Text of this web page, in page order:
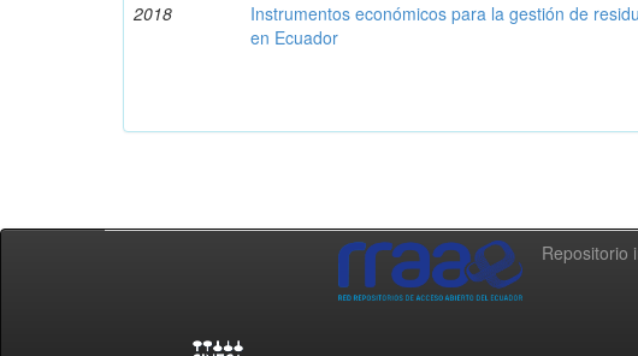
2018
Instrumentos económicos para la gestión de
en Ecuador
Repositorio